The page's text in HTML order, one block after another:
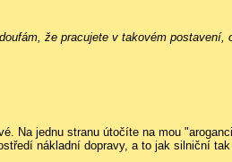
že pracujete v takovém
Na jednu stranu útočíte na mou
nákladní dopravy, a to jak silniční